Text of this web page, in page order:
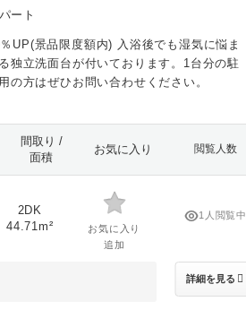
ート
UP(景品限度額内) 入浴後でも湿気に悩ま
独立洗面台が付いております。1台分の駐
の方はぜひお問い合わせください。
間取り /
面積
お気に入り 閲覧人数
2DK
44.71m²
お気に入り
追加
1人閲覧中
詳細を見る